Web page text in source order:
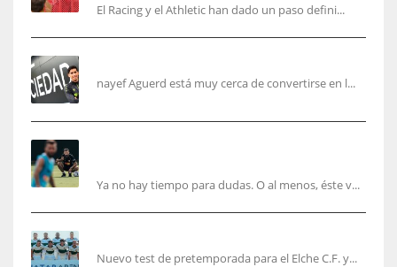
El Racing y el Athletic han dado un paso defini...
nayef Aguerd está muy cerca de convertirse en l...
Ya no hay tiempo para dudas. O al menos, éste v...
Nuevo test de pretemporada para el Elche C.F. y...